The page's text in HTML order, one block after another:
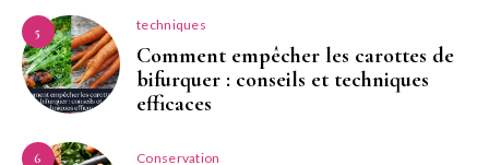
5 techniques
Comment empêcher les carottes de
bifurquer : conseils et techniques
efficaces
6 Conservation